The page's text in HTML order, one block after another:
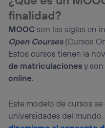
finalidad?
MOOCson las siglas en
Open Courses(Cursos
Estos cursos tienen la
de matriculacionesy
online.
Este modelo de cursos
universidades del
operadora de telefonía,
información de la cuenta de
telecomunicaciones
(p. ej., número de teléfono
Este identificador se
lo que cualquier persona
consienta el uso de la
identificador. Típicamente:
el marketing o análisis
actividades de
que hayan dado su